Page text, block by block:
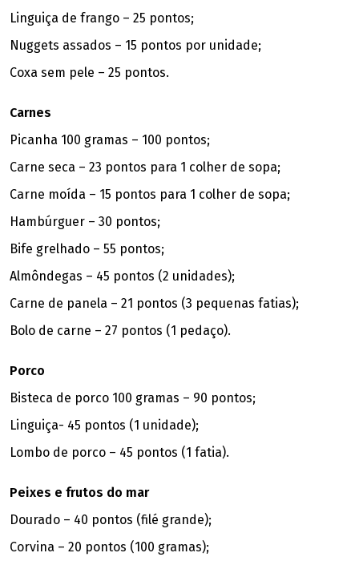
Linguiça de frango – 25 pontos;
Nuggets assados – 15 pontos por unidade;
Coxa sem pele – 25 pontos.
Carnes
Picanha 100 gramas – 100 pontos;
Carne seca – 23 pontos para 1 colher de sopa;
Carne moída – 15 pontos para 1 colher de sopa;
Hambúrguer – 30 pontos;
Bife grelhado – 55 pontos;
Almôndegas – 45 pontos (2 unidades);
Carne de panela – 21 pontos (3 pequenas fatias);
Bolo de carne – 27 pontos (1 pedaço).
Porco
Bisteca de porco 100 gramas – 90 pontos;
Linguiça- 45 pontos (1 unidade);
Lombo de porco – 45 pontos (1 fatia).
Peixes e frutos do mar
Dourado – 40 pontos (filé grande);
Corvina – 20 pontos (100 gramas);